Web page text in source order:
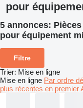
pour
5 annonces:
pour équipement
Filtre
Trier: Mise en ligne
Mise en ligne Par ordre
plus récentes en premier